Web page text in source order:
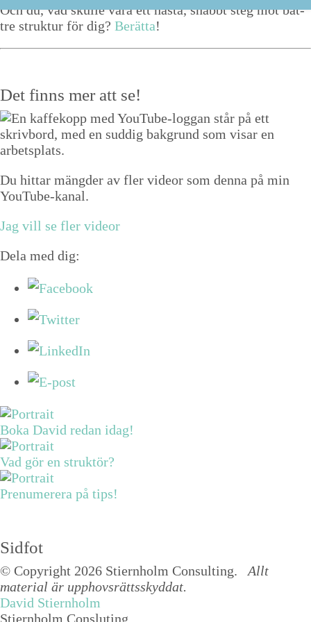
Och du, vad skulle vara ett näs­ta, snabbt steg mot bät­
tre struk­tur för dig? Berät­ta!
Det finns mer att se!
Du hittar mängder av fler videor som denna på min
YouTube-kanal.
Jag vill se fler videor
Dela med dig:
Boka David redan idag!
Vad gör en struktör?
Prenumerera på tips!
Sidfot
© Copyright 2026 Stiernholm Consulting. Allt
material är upphovsrättsskyddat.
David Stiernholm
Stiernholm Consluting